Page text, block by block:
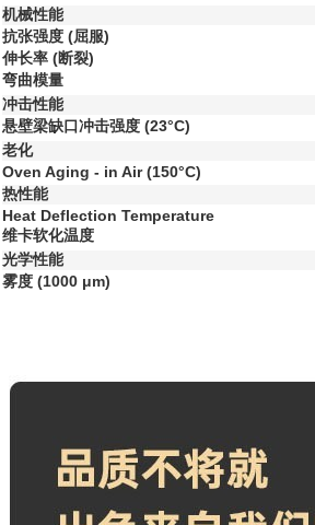
机械性能
抗张强度 (屈服)
伸长率 (断裂)
弯曲模量
冲击性能
悬壁梁缺口冲击强度 (23°C)
老化
Oven Aging - in Air(150°C)
热性能
Heat Deflection Temperature
维卡软化温度
光学性能
雾度 (1000 μm)